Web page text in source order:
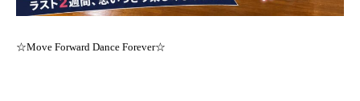
☆Move Forward Dance Forever☆